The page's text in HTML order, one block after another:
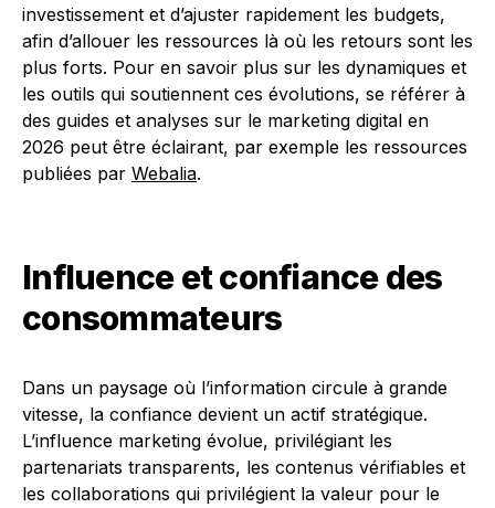
investissement et d’ajuster rapidement les budgets,
afin d’allouer les ressources là où les retours sont les
plus forts. Pour en savoir plus sur les dynamiques et
les outils qui soutiennent ces évolutions, se référer à
des guides et analyses sur le marketing digital en
2026 peut être éclairant, par exemple les ressources
publiées par Webalia.
Influence et confiance des
consommateurs
Dans un paysage où l’information circule à grande
vitesse, la confiance devient un actif stratégique.
L’influence marketing évolue, privilégiant les
partenariats transparents, les contenus vérifiables et
les collaborations qui privilégient la valeur pour le